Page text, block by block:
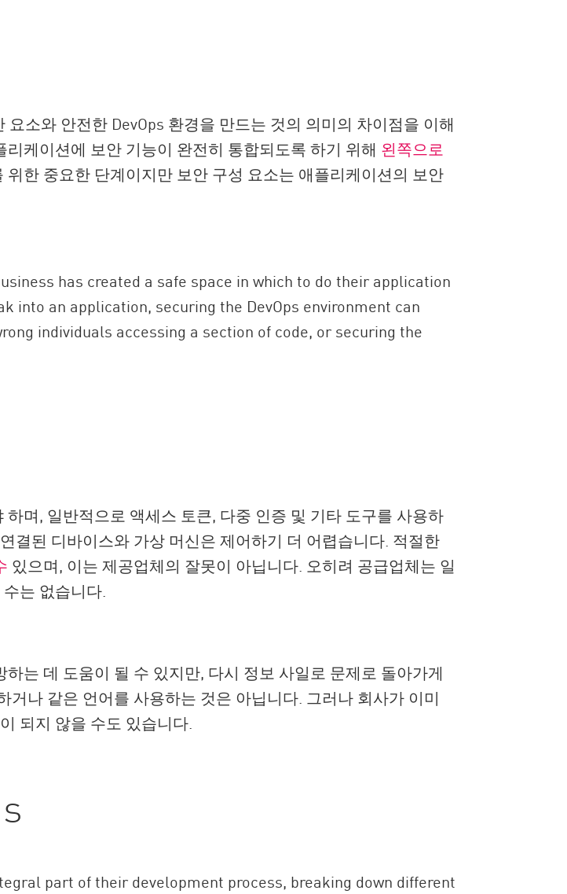
소와 안전한 DevOps 환경을 만드는 것의 의미의 차이점을 이해
케이션에 보안 기능이 완전히 통합되도록 하기 위해 왼쪽으로
한 중요한 단계이지만 보안 구성 요소는 애플리케이션의 보안
has created a safe space in which to do their application
into an application, securing the DevOps environment can
individuals accessing a section of code, or securing the
며, 일반적으로 액세스 토큰, 다중 인증 및 기타 도구를 사용하
결된 디바이스와 가상 머신은 제어하기 더 어렵습니다. 적절한
있으며, 이는 제공업체의 잘못이 아닙니다. 오히려 공급업체는 일
는 없습니다.
는 데 도움이 될 수 있지만, 다시 정보 사일로 문제로 돌아가게
나 같은 언어를 사용하는 것은 아닙니다. 그러나 회사가 이미
되지 않을 수도 있습니다.
part of their development process, breaking down different